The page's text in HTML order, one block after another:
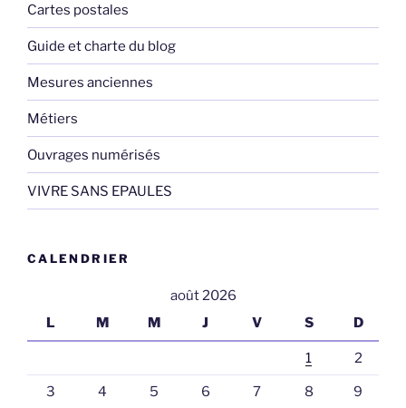
Cartes postales
Guide et charte du blog
Mesures anciennes
Métiers
Ouvrages numérisés
VIVRE SANS EPAULES
CALENDRIER
août 2026
L
M M J V S D
1 2
3 4 5 6 7 8 9